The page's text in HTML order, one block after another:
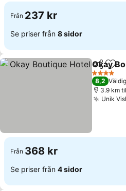
Från 237 kr
Se priser från 8 sidor
Dela
Okay
4 Stjärnor
8,2
3.9 km
Unik
Från 368 kr
Se priser från 4 sidor